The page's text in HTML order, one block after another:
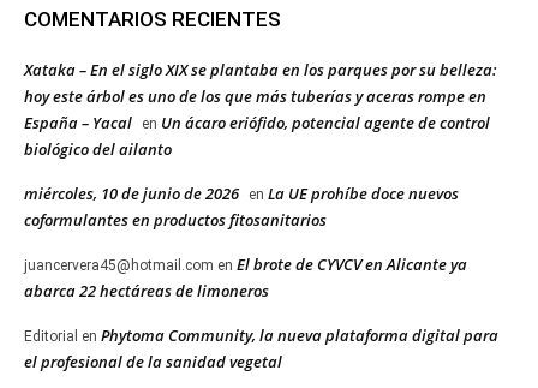
COMENTARIOS RECIENTES
Xataka – En el siglo XIX se plantaba en los parques por su belleza:
hoy este árbol es uno de los que más tuberías y aceras rompe en
España – Yacal
en Un ácaro eriófido, potencial agente de control
biológico del ailanto
miércoles, 10 de junio de 2026 en La UE prohíbe doce nuevos
coformulantes en productos fitosanitarios
juancervera45@hotmail.com en El brote de CYVCV en Alicante ya
abarca 22 hectáreas de limoneros
Editorial en Phytoma Community, la nueva plataforma digital para
el profesional de la sanidad vegetal